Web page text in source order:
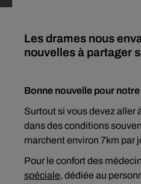
Les drames nous
nouvelles à partager
Bonne nouvelle pour notre
Surtout si vous devez aller
dans des conditions
marchent environ 7km par
Pour le confort des
spéciale, dédiée au